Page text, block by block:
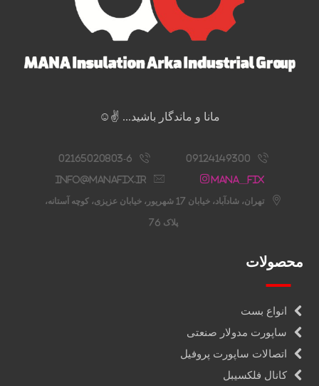
مانا و ماندگار باشید... ✌️☺️
09124149300
02165020803-6
Mana__fix
info@manafix.ir
تهران، شادآباد، خیابان 17 شهریور، خیابان عزیزی، کوچه آستانه،
پلاک 76
محصولات
انواع بست
ساپورت مدولار صنعتی
اتصالات ساپورت پروفیل
کانال فلکسیبل